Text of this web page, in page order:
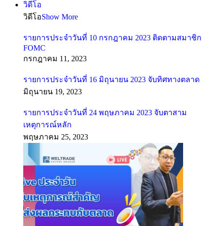
วิดีโอ
วิดีโอShow More
รายการประจำวันที่ 10 กรกฎาคม 2023 ติดตามสมาชิก
FOMC
กรกฎาคม 11, 2023
รายการประจำวันที่ 16 มิถุนายน 2023 จับทิศทางตลาด
มิถุนายน 19, 2023
รายการประจำวันที่ 24 พฤษภาคม 2023 จับตาสาม
เหตุการณ์หลัก
พฤษภาคม 25, 2023